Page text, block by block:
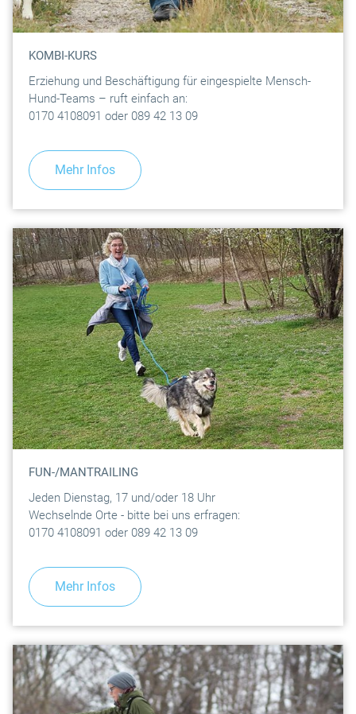
KOMBI-KURS
Erziehung und Beschäftigung für eingespielte Mensch-
Hund-Teams – ruft einfach an:
0170 4108091 oder 089 42 13 09
Mehr Infos
FUN-/MANTRAILING
Jeden Dienstag, 17 und/oder 18 Uhr
Wechselnde Orte - bitte bei uns erfragen:
0170 4108091 oder 089 42 13 09
Mehr Infos